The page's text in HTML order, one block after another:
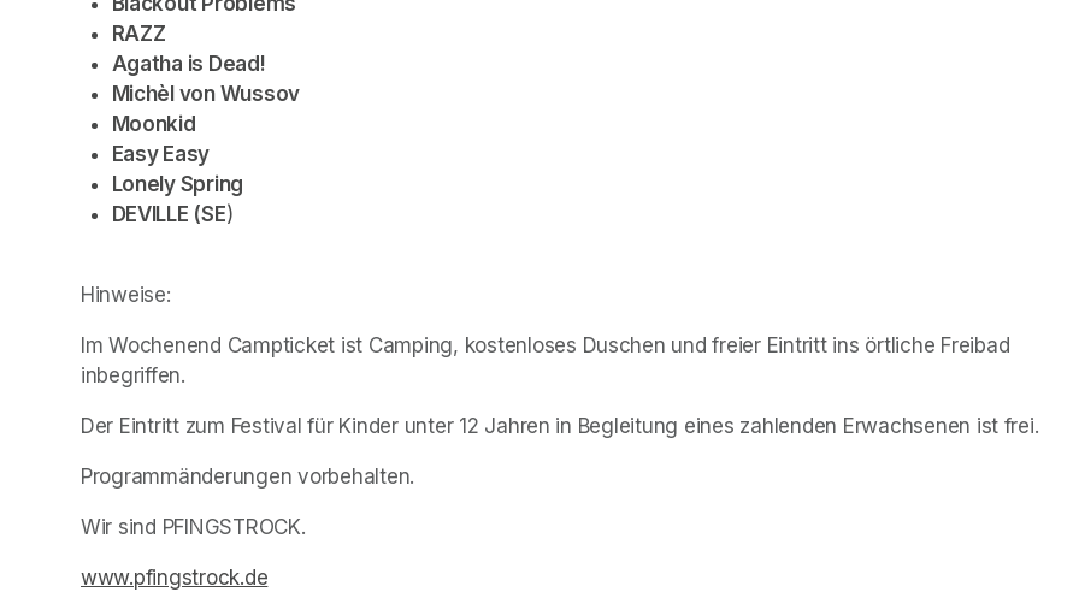
RAZZ
Agatha is Dead!
Michèl von Wussov
Moonkid
Easy Easy
Lonely Spring
DEVILLE (SE)
Hinweise:
Im Wochenend Campticket ist Camping, kostenloses Duschen und freier Eintritt ins örtliche Freibad
inbegriffen.
Der Eintritt zum Festival für Kinder unter 12 Jahren in Begleitung eines zahlenden Erwachsenen ist frei.
Programmänderungen vorbehalten.
Wir sind PFINGSTROCK.
www.pfingstrock.de